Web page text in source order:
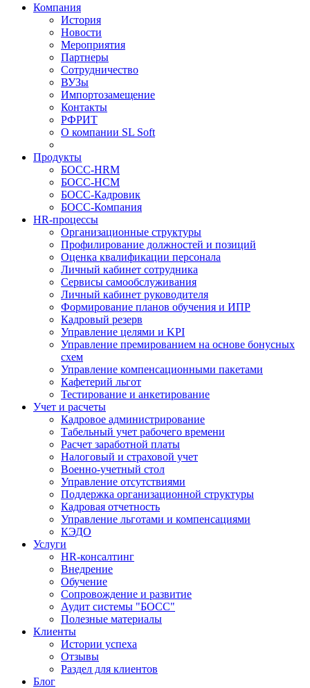
Компания
История
Новости
Мероприятия
Партнеры
Сотрудничество
ВУЗы
Импортозамещение
Контакты
РФРИТ
О компании SL Soft
Продукты
БОСС-HRM
БОСС-HCM
БОСС-Кадровик
БОСС-Компания
HR-процессы
Организационные структуры
Профилирование должностей и позиций
Оценка квалификации персонала
Личный кабинет сотрудника
Сервисы самообслуживания
Личный кабинет руководителя
Формирование планов обучения и ИПР
Кадровый резерв
Управление целями и KPI
Управление премированием на основе бонусных
схем
Управление компенсационными пакетами
Кафетерий льгот
Тестирование и анкетирование
Учет и расчеты
Кадровое администрирование
Табельный учет рабочего времени
Расчет заработной платы
Налоговый и страховой учет
Военно-учетный стол
Управление отсутствиями
Поддержка организационной структуры
Кадровая отчетность
Управление льготами и компенсациями
КЭДО
Услуги
HR-консалтинг
Внедрение
Обучение
Сопровождение и развитие
Аудит системы "БОСС"
Полезные материалы
Клиенты
Истории успеха
Отзывы
Раздел для клиентов
Блог